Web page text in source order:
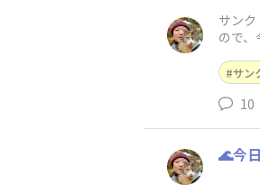
サンク
ので
サン
10
🌊今